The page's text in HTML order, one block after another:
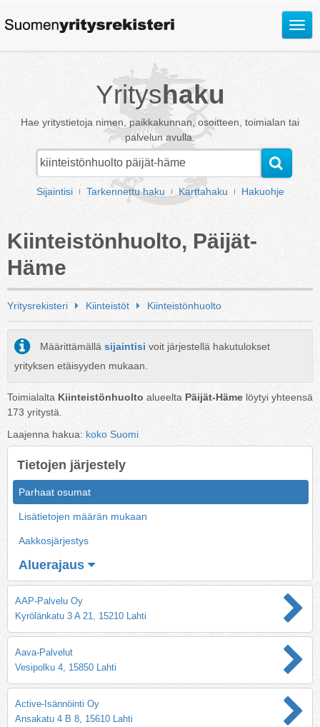
Avaa
Yrityshaku
Hae yritystietoja nimen, paikkakunnan, osoitteen, toimialan tai
palvelun avulla.
Sijaintisi Tarkennettu haku Karttahaku Hakuohje
Kiinteistönhuolto, Päijät-
Häme
Yritysrekisteri Kiinteistöt Kiinteistönhuolto
Määrittämällä sijaintisi voit järjestellä hakutulokset
yrityksen etäisyyden mukaan.
Toimialalta Kiinteistönhuolto alueelta Päijät-Häme löytyi yhteensä
173 yritystä.
Laajenna hakua: koko Suomi
Tietojen järjestely
Parhaat osumat
Lisätietojen määrän mukaan
Aakkosjärjestys
Aluerajaus
AAP-Palvelu Oy
Kyrölänkatu 3 A 21, 15210 Lahti
Aava-Palvelut
Vesipolku 4, 15850 Lahti
Active-Isännöinti Oy
Ansakatu 4 B 8, 15610 Lahti